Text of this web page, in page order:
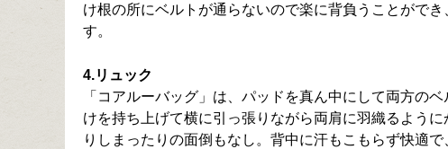
け根の所にベルトが通らないので楽に背負うことがで
す。
4.リュック
「コアルーバッグ」は、パッドを真ん中にして両方の
けを持ち上げて横に引っ張りながら両肩に羽織るよう
りしまったりの面倒もなし。背中に汗もこもらず快適